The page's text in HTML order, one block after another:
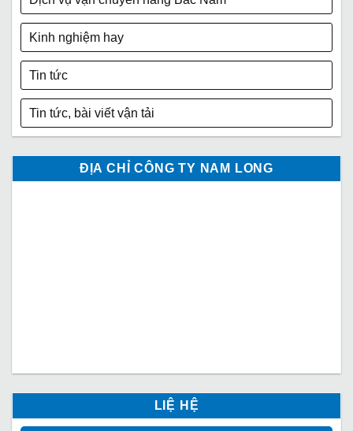
Kinh nghiệm hay
Tin tức
Tin tức, bài viết vận tải
ĐỊA CHỈ CÔNG TY NAM LONG
LIỆ HỆ